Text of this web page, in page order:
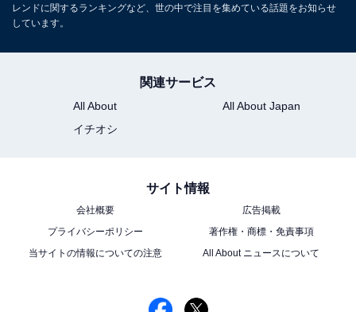
レンドに関するランキングなど、世の中で注目を集めている話題をお知らせ
しています。
関連サービス
All About
All About Japan
イチオシ
サイト情報
会社概要
広告掲載
プライバシーポリシー
著作権・商標・免責事項
当サイトの情報についての注意
All About ニュースについて